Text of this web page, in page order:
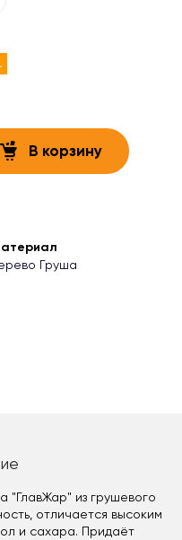
В корзину
Груша
"ГлавЖар" из грушевого
отличается высоким
и сахара. Придаёт